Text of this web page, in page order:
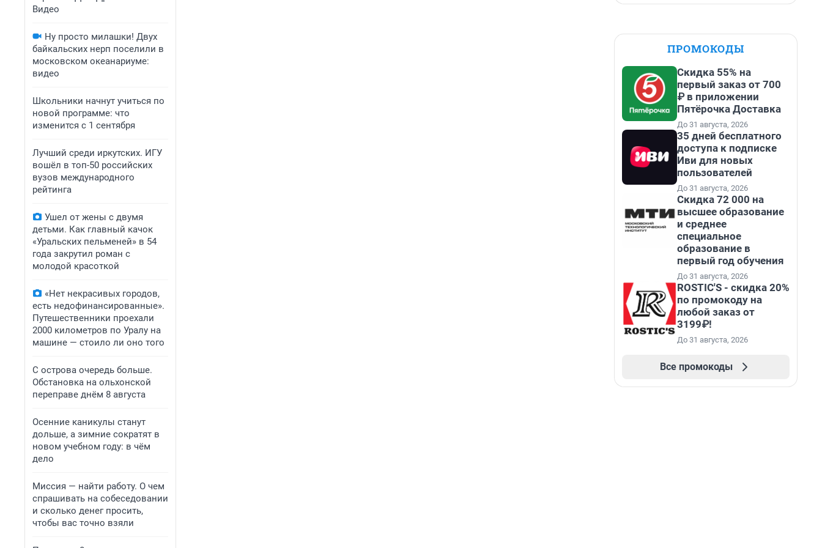
Видео
Ну просто милашки! Двух
байкальских нерп поселили в
московском океанариуме:
видео
Школьники начнут учиться по
новой программе: что
изменится с 1 сентября
Лучший среди иркутских. ИГУ
вошёл в топ-50 российских
вузов международного
рейтинга
Ушел от жены с двумя
детьми. Как главный качок
«Уральских пельменей» в 54
года закрутил роман с
молодой красоткой
«Нет некрасивых городов,
есть недофинансированные».
Путешественники проехали
2000 километров по Уралу на
машине — стоило ли оно того
С острова очередь больше.
Обстановка на ольхонской
переправе днём 8 августа
Осенние каникулы станут
дольше, а зимние сократят в
новом учебном году: в чём
дело
Миссия — найти работу. О чем
спрашивать на собеседовании
и сколько денег просить,
чтобы вас точно взяли
ПРОМОКОДЫ
Скидка 55% на
первый заказ от 700
₽ в приложении
Пятёрочка Доставка
До 31 августа, 2026
35 дней бесплатного
доступа к подписке
Иви для новых
пользователей
До 31 августа, 2026
Скидка 72 000 на
высшее образование
и среднее
специальное
образование в
первый год обучения
До 31 августа, 2026
ROSTIC'S - скидка 20%
по промокоду на
любой заказ от
3199₽!
До 31 августа, 2026
Все промокоды